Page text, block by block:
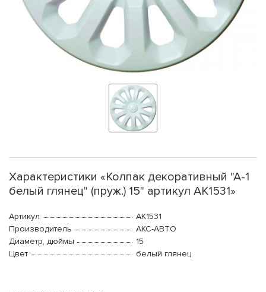
Характеристики «Колпак декоративный "А-1
белый глянец" (пруж.) 15" артикул АК1531»
Артикул
AK1531
Производитель
АКС-АВТО
Диаметр, дюймы
15
Цвет
белый глянец